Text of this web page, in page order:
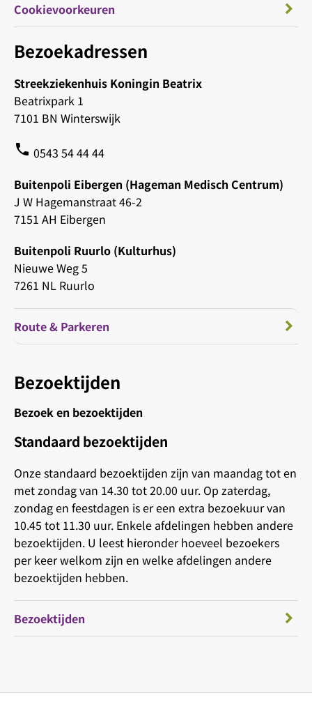
Bezoekadressen
Streekziekenhuis Koningin Beatrix
Beatrixpark 1
7101 BN Winterswijk
phone 0543 54 44 44
Buitenpoli Eibergen (Hageman Medisch Centrum)
J W Hagemanstraat 46-2
7151 AH Eibergen
Buitenpoli Ruurlo (Kulturhus)
Nieuwe Weg 5
7261 NL Ruurlo
Route & Parkeren
Bezoektijden
Bezoek en bezoektijden
Standaard bezoektijden
Onze standaard bezoektijden zijn van maandag tot en
met zondag van 14.30 tot 20.00 uur. Op zaterdag,
zondag en feestdagen is er een extra bezoekuur van
10.45 tot 11.30 uur. Enkele afdelingen hebben andere
bezoektijden. U leest hieronder hoeveel bezoekers
per keer welkom zijn en welke afdelingen andere
bezoektijden hebben.
Bezoektijden
Cookievoorkeuren